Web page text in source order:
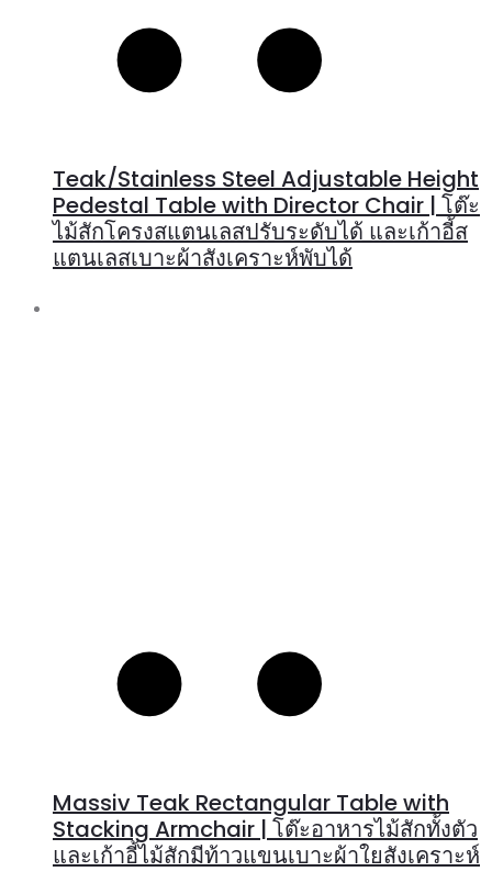
Teak/Stainless Steel Adjustable Height
Pedestal Table with Director Chair | โต๊ะ
ไม้สักโครงสแตนเลสปรับระดับได้ และเก้าอี้ส
แตนเลสเบาะผ้าสังเคราะห์พับได้
Massiv Teak Rectangular Table with
Stacking Armchair | โต๊ะอาหารไม้สักทั้งตัว
และเก้าอี้ไม้สักมีท้าวแขนเบาะผ้าใยสังเคราะห์